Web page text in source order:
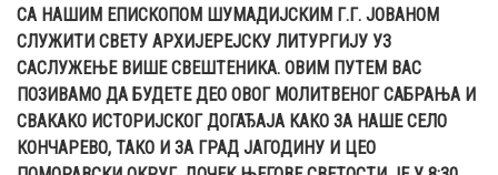
СА НАШИМ ЕПИСКОПОМ ШУМАДИЈСКИМ Г.Г. ЈОВАНОМ
СЛУЖИТИ СВЕТУ АРХИЈЕРЕЈСКУ ЛИТУРГИЈУ УЗ
САСЛУЖЕЊЕ ВИШЕ СВЕШТЕНИКА. ОВИМ ПУТЕМ ВАС
ПОЗИВАМО ДА БУДЕТЕ ДЕО ОВОГ МОЛИТВЕНОГ САБРАЊА И
СВАКАКО ИСТОРИЈСКОГ ДОГАЂАЈА КАКО ЗА НАШЕ СЕЛО
КОНЧАРЕВО, ТАКО И ЗА ГРАД ЈАГОДИНУ И ЦЕО